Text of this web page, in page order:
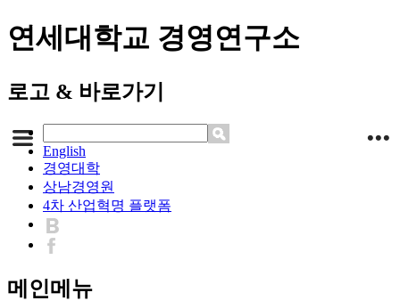
연세대학교 경영연구소
로고 & 바로가기
English
경영대학
상남경영원
4차 산업혁명 플랫폼
메인메뉴